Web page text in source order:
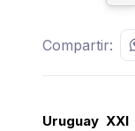
Compartir:
Uruguay XXI